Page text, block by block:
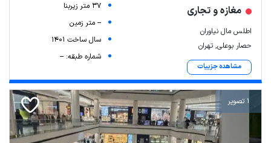
مغازه و تجاری
اطلس مال نیاوران
حصار بوعلی, تهران
مشاهده جزییات
37 متر زیربنا
-- متر زمین
سال ساخت 1401
شماره طبقه: --
1 تصویر